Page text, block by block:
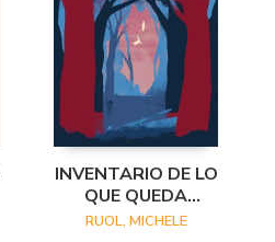
INVENTARIO DE LO
QUE QUEDA
CUANDO EL
RUOL, MICHELE